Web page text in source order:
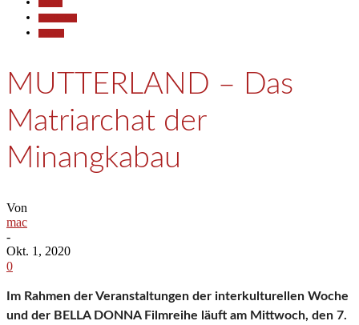
MUTTERLAND – Das
Matriarchat der
Minangkabau
Von
mac
-
Okt. 1, 2020
0
Im Rahmen der Veranstaltungen der interkulturellen Woche
und der BELLA DONNA Filmreihe läuft am Mittwoch, den 7.